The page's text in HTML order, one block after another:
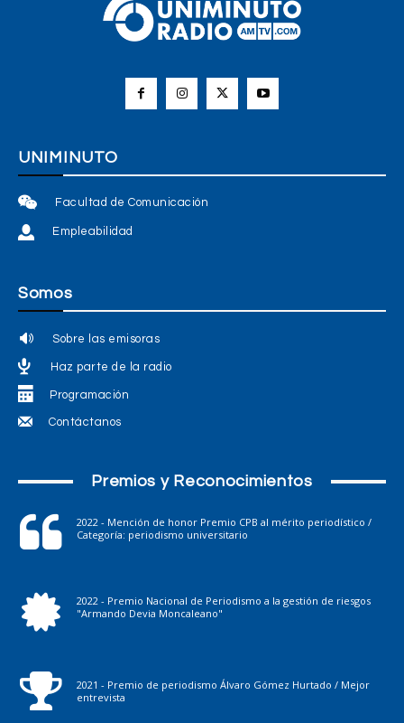
UNIMINUTO
Facultad de Comunicación
Empleabilidad
Somos
Sobre las emisoras
Haz parte de la radio
Programación
Contáctanos
Premios y Reconocimientos
2022 - Mención de honor Premio CPB al mérito periodístico /
Categoría: periodismo universitario
2022 - Premio Nacional de Periodismo a la gestión de riesgos
"Armando Devia Moncaleano"
2021 - Premio de periodismo Álvaro Gómez Hurtado / Mejor
entrevista